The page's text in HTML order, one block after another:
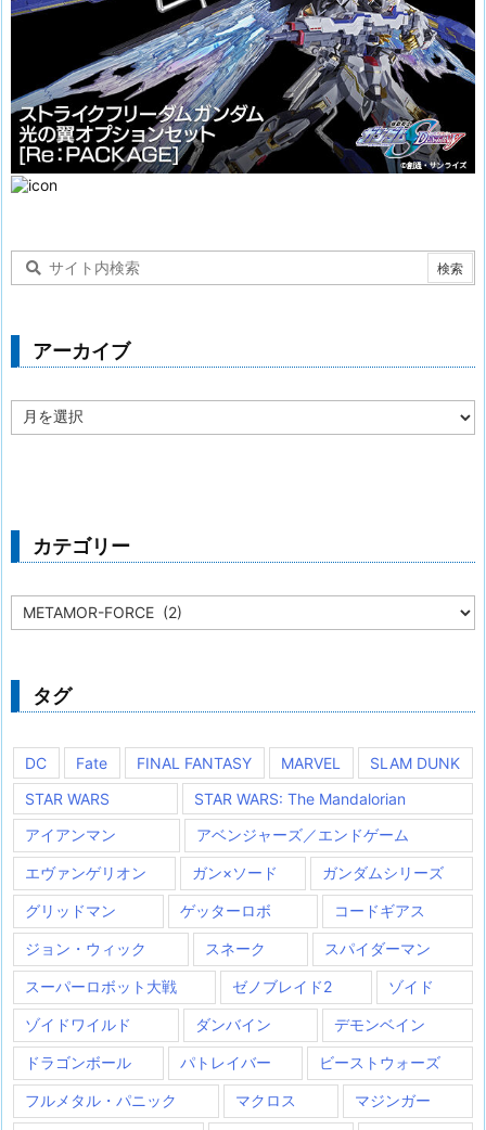
アーカイブ
ー
カテゴリー
カ
テ
ー
タグ
DC Fate FINAL FANTASY MARVEL
SLAM DUNK
STAR WARS
STAR WARS: The Mandalorian
アイアンマン
アベンジャーズ／エンドゲーム
エヴァンゲリオン ガン×ソード ガンダムシリーズ
グリッドマン ゲッターロボ コードギアス
ジョン・ウィック スネーク スパイダーマン
スーパーロボット大戦 ゼノブレイド2 ゾイド
ゾイドワイルド ダンバイン デモンベイン
ドラゴンボール パトレイバー ビーストウォーズ
フルメタル・パニック マクロス マジンガー